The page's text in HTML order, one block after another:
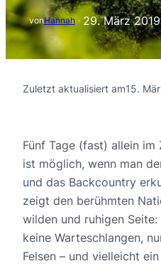
vonHannah · 29. März 2019
Zuletzt aktualisiert am15.
Fünf Tage (fast) allein
ist möglich, wenn man
und das Backcountry
zeigt den berühmten
wilden und ruhigen
keine Warteschlangen,
Felsen – und vielleicht ein